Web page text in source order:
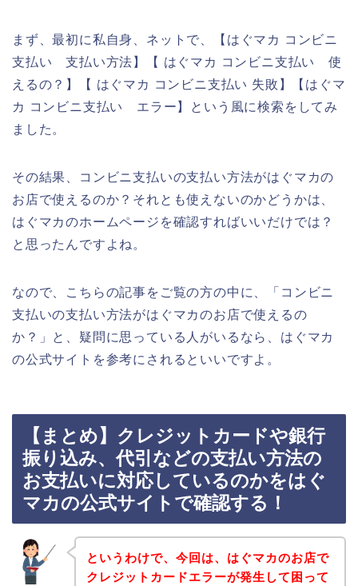
まず、最初に私自身、ネットで、【はぐマカ コンビニ
支払い 支払い方法】【 はぐマカ コンビニ支払い 使
えるの？】【 はぐマカ コンビニ支払い 失敗】【はぐマ
カ コンビニ支払い エラー】という風に検索をしてみ
ました。
その結果、コンビニ支払いの支払い方法がはぐマカの
お店で使えるのか？それとも使えないのかどうかは、
はぐマカのホームページを確認すればいいだけでは？
と思ったんですよね。
なので、こちらの記事をご覧の方の中に、「コンビニ
支払いの支払い方法がはぐマカのお店で使えるの
か？」と、疑問に思っている人がいるなら、はぐマカ
の公式サイトを参考にされるといいですよ。
【まとめ】クレジットカードや銀行
振り込み、代引などの支払い方法の
お支払いに対応しているのかをはぐ
マカの公式サイトで確認する！
というわけで、今回は、はぐマカのお店で
クレジットカードエラーが発生して困って